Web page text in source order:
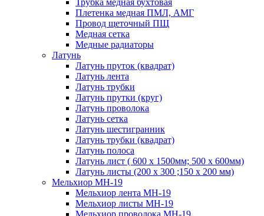
Трубка медная бухтовая
Плетенка медная ПМЛ, АМГ
Провод щеточный ПЩ
Медная сетка
Медные радиаторы
Латунь
Латунь пруток (квадрат)
Латунь лента
Латунь трубки
Латунь прутки (круг)
Латунь проволока
Латунь сетка
Латунь шестигранник
Латунь трубки (квадрат)
Латунь полоса
Латунь лист ( 600 х 1500мм; 500 х 600мм)
Латунь листы (200 х 300 ;150 х 200 мм)
Мельхиор МН-19
Мельхиор лента МН-19
Мельхиор листы МН-19
Мельхиор проволока МН-19